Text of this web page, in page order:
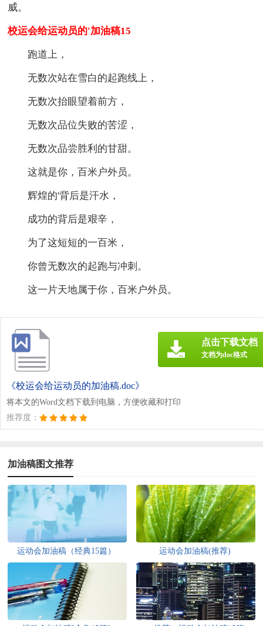
威。
校运会给运动员的'加油稿15
跑道上，
无数次站在雪白的起跑线上，
无数次抬眼望着前方，
无数次品位失败的苦涩，
无数次品尝胜利的甘甜。
这就是你，百米户外员。
辉煌的'背后是汗水，
成功的背后是艰辛，
为了这短短的一百米，
你曾无数次的起跑与冲刺。
这一片天地属于你，百米户外员。
《校运会给运动员的加油稿.doc》
将本文的Word文档下载到电脑，方便收藏和打印
推荐度：
点击下载文档
文档为doc格式
加油稿图文推荐
运动会加油稿（经典15篇） 运动会加油稿(推荐)